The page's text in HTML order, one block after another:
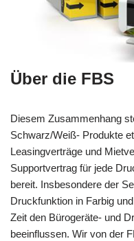
Über die FBS
Diesem Zusammenhang
Schwarz/Weiß- Produkte
Leasingverträge und
Supportvertrag für jede
bereit. Insbesondere der
Druckfunktion in Farbig
Zeit den Bürogeräte- und
beeinflussen. Wir von der